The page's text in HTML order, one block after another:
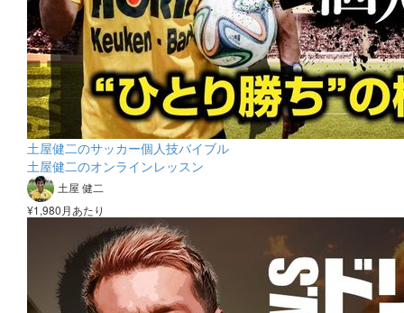
土屋健二のサッカー個人技バイブル
土屋健二のオンラインレッスン
土屋 健二
¥1,980月あたり